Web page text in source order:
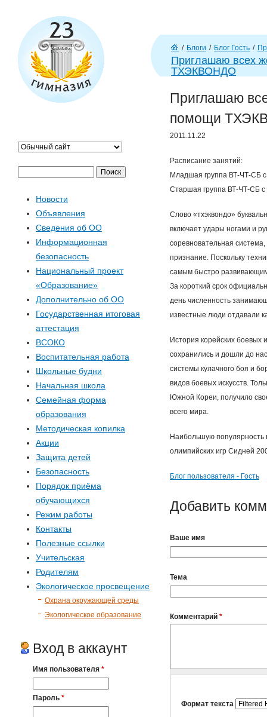
Г
л
н
я
/ Блоги / Блог Гость /
Приглашаю всех
ТХЭКВОНДО
Приглашаю
помощи
2011.11.22
Расписание занятий:
Младшая группа ВТ-ЧТ-СБ с
Старшая группа ВТ-ЧТ-СБ с
Слово «тхэквондо»
включает удары ногами и
соревновательная
признание. Поскольку
самым быстро
За короткий срок
день численность
известные люди отдавали
История корейских боевых
сохранились и дошли до
системы кулачного боя и
видов боевых искусств.
Южной Кореи, получило
всего мира.
Наибольшую популярность
олимпийских игр Сидней
Блог пользователя - Гость
Добавить
Ваше имя
Тема
Комментарий *
Формат текста
Ф
Новости
Объявления
Сведения об ОО
Информационная
безопасность
Национальный проект
«Образование»
Дополнительно об ОО
Государственная итоговая
аттестация
ВСОКО
Воспитательная работа
Школьные будни
Начальная школа
Семейная форма
образования
Методическая копилка
Акции
Защита детей
Безопасность
Порядок приёма
обучающихся
Режим работы
Контакты
Полезные ссылки
Учительская
Родителям
Экологическое просвещение
Охрана окружающей среды
Экологическое образование
Вход в аккаунт
Имя пользователя *
Пароль *